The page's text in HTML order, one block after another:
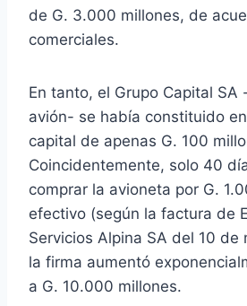
de G. 3.000 millones, de
comerciales.
En tanto, el Grupo Capital SA
avión- se había constituido
capital de apenas G. 100
Coincidentemente, solo 40
comprar la avioneta por G.
efectivo (según la factura de
Servicios Alpina SA del 10 de
la firma aumentó
a G. 10.000 millones.